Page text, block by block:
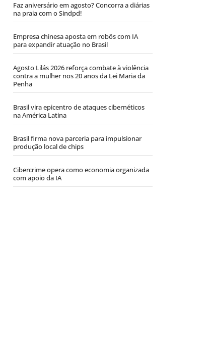
Faz aniversário em agosto? Concorra a diárias
na praia com o Sindpd!
Empresa chinesa aposta em robôs com IA
para expandir atuação no Brasil
Agosto Lilás 2026 reforça combate à violência
contra a mulher nos 20 anos da Lei Maria da
Penha
Brasil vira epicentro de ataques cibernéticos
na América Latina
Brasil firma nova parceria para impulsionar
produção local de chips
Cibercrime opera como economia organizada
com apoio da IA